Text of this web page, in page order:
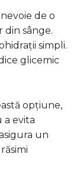
de o
din sânge.
simpli.
glicemic
opțiune,
evita
un